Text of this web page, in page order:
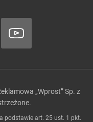
„Wprost” Sp. z
podstawie art. 25 ust. 1 pkt.